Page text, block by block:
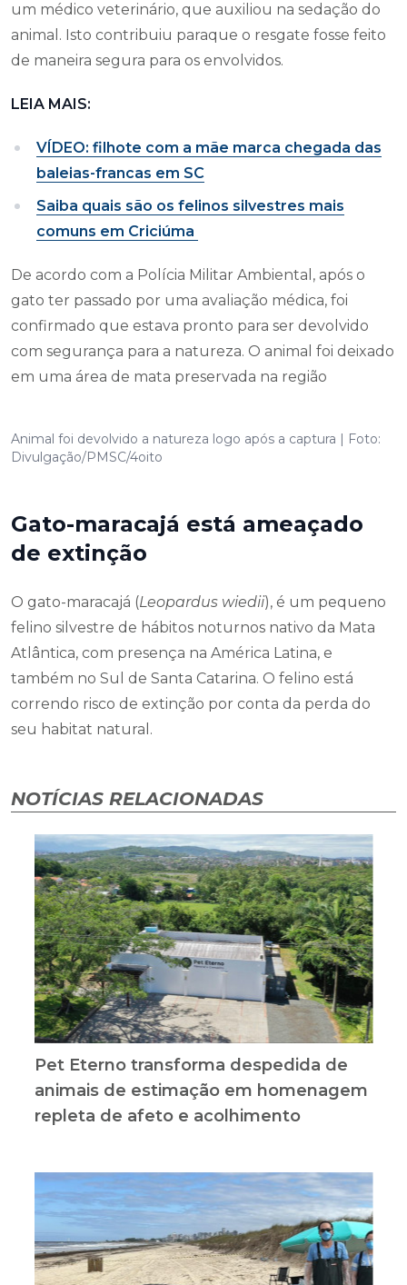
um médico veterinário, que auxiliou na sedação do
animal. Isto contribuiu paraque o resgate fosse feito
de maneira segura para os envolvidos.
LEIA MAIS:
VÍDEO: filhote com a mãe marca chegada das
baleias-francas em SC
Saiba quais são os felinos silvestres mais
comuns em Criciúma
De acordo com a Polícia Militar Ambiental, após o
gato ter passado por uma avaliação médica, foi
confirmado que estava pronto para ser devolvido
com segurança para a natureza. O animal foi deixado
em uma área de mata preservada na região
Animal foi devolvido a natureza logo após a captura | Foto:
Divulgação/PMSC/4oito
Gato-maracajá está ameaçado
de extinção
O gato-maracajá (Leopardus wiedii), é um pequeno
felino silvestre de hábitos noturnos nativo da Mata
Atlântica, com presença na América Latina, e
também no Sul de Santa Catarina. O felino está
correndo risco de extinção por conta da perda do
seu habitat natural.
NOTÍCIAS RELACIONADAS
Pet Eterno transforma despedida de
animais de estimação em homenagem
repleta de afeto e acolhimento